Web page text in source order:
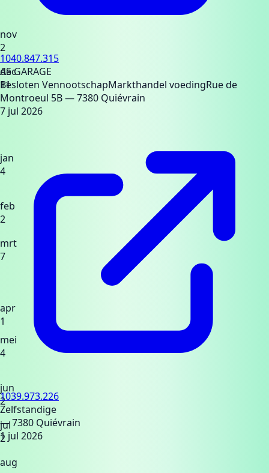
nov
2
dec
11
jan
4
feb
2
mrt
7
apr
1
mei
4
jun
2
jul
2
aug
1040.847.315
AS GARAGE
Besloten VennootschapMarkthandel voedingRue de
Montroeul 5B— 7380 Quiévrain
7 jul 2026
1039.973.226
Zelfstandige
— 7380 Quiévrain
1 jul 2026